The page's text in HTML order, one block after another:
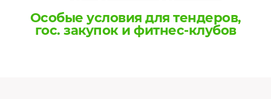
Особые условия для тендеров,
гос. закупок и фитнес-клубов